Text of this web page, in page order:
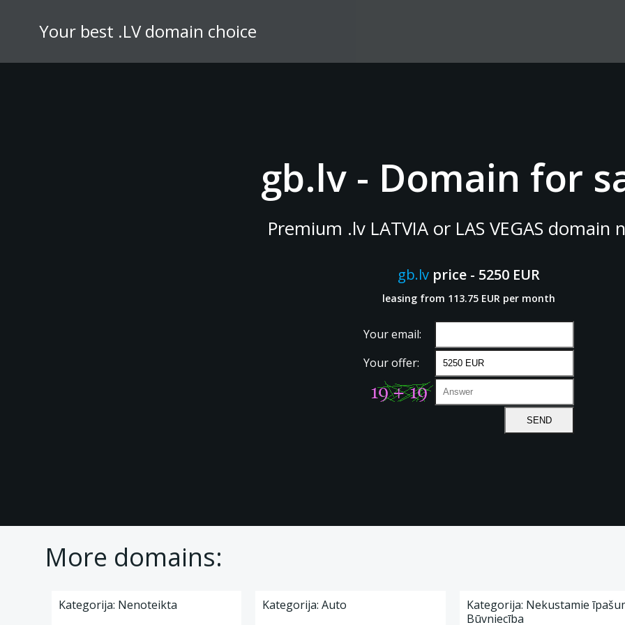
Your best .LV domain choice
gb.lv - Domain for
Premium .lv LATVIA or LAS VEGAS domain
gb.lv price - 5250 EUR
leasing from 113.75 EUR per month
Your email:
Your offer:
More domains:
Kategorija: Nenoteikta
Kategorija: Auto
Kategorija: Nekustamie
Būvniecība